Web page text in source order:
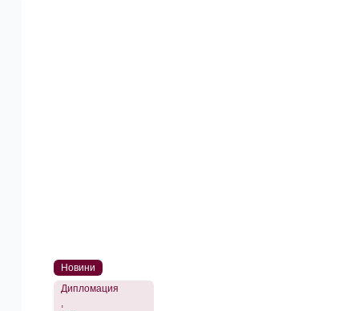
Новини
Дипломация
,